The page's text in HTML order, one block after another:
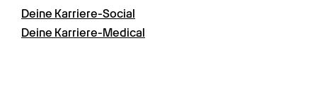
Deine Karriere-Social
Deine Karriere-Medical